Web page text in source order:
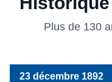
Plus de 130
23 décembre 1892